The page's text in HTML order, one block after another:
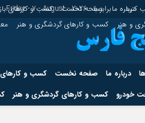
کنید. برابر با : Friday - 7 - August - 2026درباره ما صفحه نخست کسب و کارهای
و هنر
کسب و کارهای گردشگری و هنر
درباره ما صفحه نخست کسب و کارهای
خودرو
کسب و کارهای گردشگری و هنر